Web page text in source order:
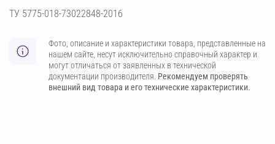
ТУ 5775-018-73022848-2016
Фото, описание и характеристики товара, представленные на
нашем сайте, несут исключительно справочный характер и
могут отличаться от заявленных в технической
документации производителя. Рекомендуем проверять
внешний вид товара и его технические характеристики.